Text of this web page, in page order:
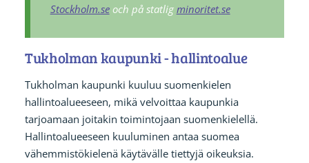
Stockholm.seoch på statlig minoritet.se
Tukholman kaupunki - hallintoalue
Tukholman kaupunki kuuluu suomenkielen
hallintoalueeseen, mikä velvoittaa kaupunkia
tarjoamaan joitakin toimintojaan suomenkielellä.
Hallintoalueeseen kuuluminen antaa suomea
vähemmistökielenä käytävälle tiettyjä oikeuksia.